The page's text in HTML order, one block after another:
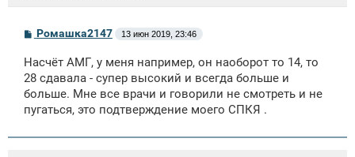
С
б
щ
н
и
Ромашка2147 13 июн 2019, 23:46
Насчёт АМГ, у меня например, он наоборот то 14, то
28 сдавала - супер высокий и всегда больше и
больше. Мне все врачи и говорили не смотреть и не
пугаться, это подтверждение моего СПКЯ .